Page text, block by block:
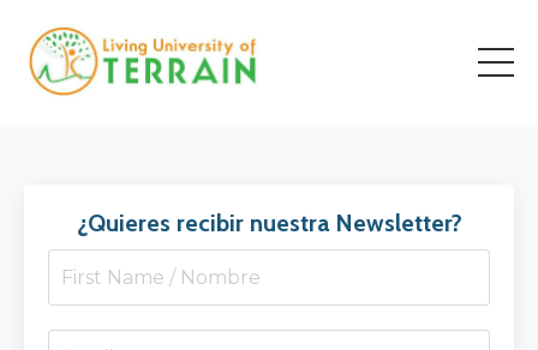
¿Quieres recibir nuestra Newsletter?